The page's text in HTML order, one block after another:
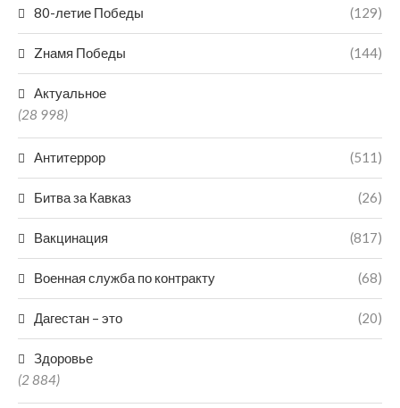
80-летие Победы (129)
Zнамя Победы (144)
Актуальное
(28 998)
Антитеррор (511)
Битва за Кавказ (26)
Вакцинация (817)
Военная служба по контракту (68)
Дагестан – это (20)
Здоровье
(2 884)